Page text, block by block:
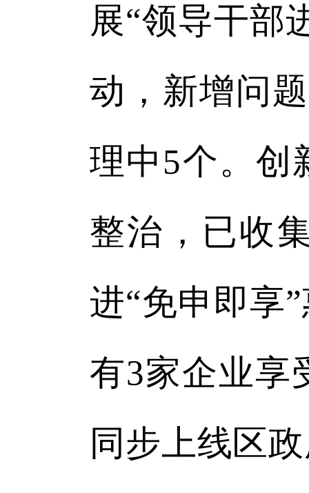
展“领导干部
动，新增问
理中5个。创
整治，已收
进“免申即享
有3家企业享
同步上线区